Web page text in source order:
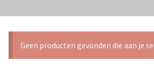
Geen producten gevonden die aan je